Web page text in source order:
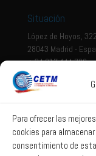
Para ofrecer las
cookies para
consentimiento de
Situación
López de Hoyos, 322
28043 Madrid -
+ 34 917 444 700
Aviso legal
Política de
Política de